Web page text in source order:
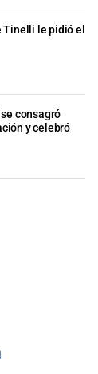
Tinelli le pidió el
consagró
y celebró